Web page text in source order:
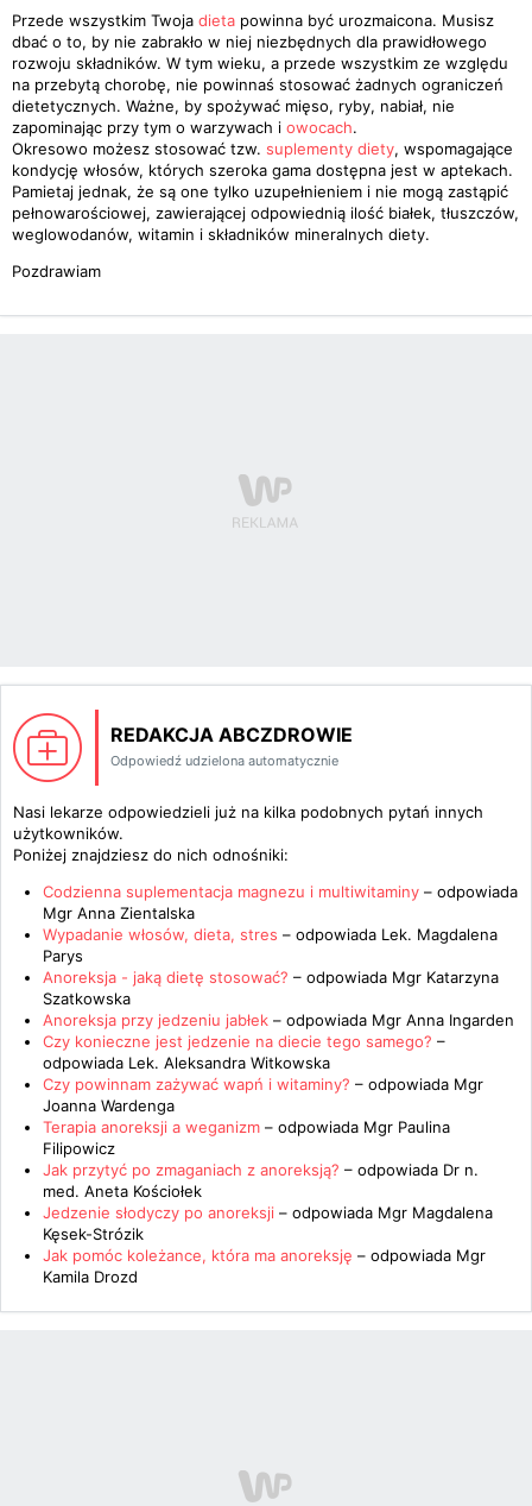
Przede wszystkim Twoja dieta powinna być urozmaicona. Musisz
dbać o to, by nie zabrakło w niej niezbędnych dla prawidłowego
rozwoju składników. W tym wieku, a przede wszystkim ze względu
na przebytą chorobę, nie powinnaś stosować żadnych ograniczeń
dietetycznych. Ważne, by spożywać mięso, ryby, nabiał, nie
zapominając przy tym o warzywach i owocach.
Okresowo możesz stosować tzw. suplementy diety, wspomagające
kondycję włosów, których szeroka gama dostępna jest w aptekach.
Pamietaj jednak, że są one tylko uzupełnieniem i nie mogą zastąpić
pełnowarościowej, zawierającej odpowiednią ilość białek, tłuszczów,
weglowodanów, witamin i składników mineralnych diety.
Pozdrawiam
REDAKCJA ABCZDROWIE
Odpowiedź udzielona automatycznie
Nasi lekarze odpowiedzieli już na kilka podobnych pytań innych
użytkowników.
Poniżej znajdziesz do nich odnośniki:
Codzienna suplementacja magnezu i multiwitaminy – odpowiada
Mgr Anna Zientalska
Wypadanie włosów, dieta, stres – odpowiada Lek. Magdalena
Parys
Anoreksja - jaką dietę stosować? – odpowiada Mgr Katarzyna
Szatkowska
Anoreksja przy jedzeniu jabłek – odpowiada Mgr Anna Ingarden
Czy konieczne jest jedzenie na diecie tego samego? –
odpowiada Lek. Aleksandra Witkowska
Czy powinnam zażywać wapń i witaminy? – odpowiada Mgr
Joanna Wardenga
Terapia anoreksji a weganizm – odpowiada Mgr Paulina
Filipowicz
Jak przytyć po zmaganiach z anoreksją? – odpowiada Dr n.
med. Aneta Kościołek
Jedzenie słodyczy po anoreksji – odpowiada Mgr Magdalena
Kęsek-Strózik
Jak pomóc koleżance, która ma anoreksję – odpowiada Mgr
Kamila Drozd